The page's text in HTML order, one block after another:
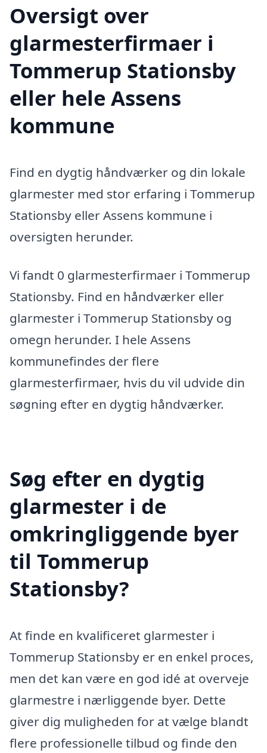
Oversigt over
glarmesterfirmaer i
Tommerup Stationsby
eller hele Assens
kommune
Find en dygtig håndværker og din lokale
glarmester med stor erfaring i Tommerup
Stationsby eller Assens kommune i
oversigten herunder.
Vi fandt 0 glarmesterfirmaer i Tommerup
Stationsby. Find en håndværker eller
glarmester i Tommerup Stationsby og
omegn herunder. I hele Assens
kommunefindes der flere
glarmesterfirmaer, hvis du vil udvide din
søgning efter en dygtig håndværker.
Søg efter en dygtig
glarmester i de
omkringliggende byer
til Tommerup
Stationsby?
At finde en kvalificeret glarmester i
Tommerup Stationsby er en enkel proces,
men det kan være en god idé at overveje
glarmestre i nærliggende byer. Dette
giver dig muligheden for at vælge blandt
flere professionelle tilbud og finde den